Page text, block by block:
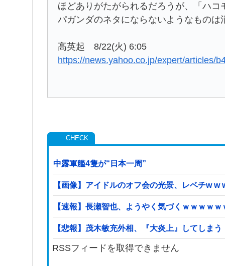
ほどありがたがられるだろうが、「ハ
パガンダのネタにならないようなものは
高英起 8/22(火) 6:05
https://news.yahoo.co.jp/expert/articles/
中露軍艦4隻が“日本一周”
【画像】アイドルのオフ会の光景、レベチw w
【速報】長瀬智也、ようやく気づくｗｗｗｗｗ
【悲報】茂木敏充外相、『大炎上』してしま
RSSフィードを取得できません